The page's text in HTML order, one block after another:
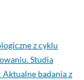
z cyklu
Studia
badania z